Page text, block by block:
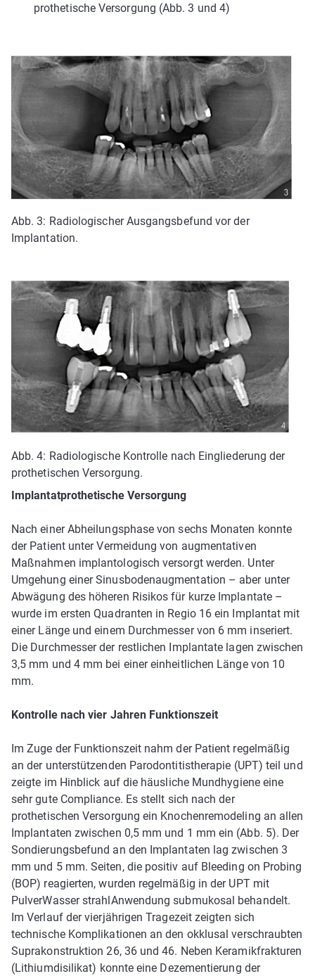
prothetische Versorgung (Abb. 3 und 4)
Abb. 3: Radiologischer Ausgangsbefund vor der
Implantation.
Abb. 4: Radiologische Kontrolle nach Eingliederung der
prothetischen Versorgung.
Implantatprothetische Versorgung
Nach einer Abheilungsphase von sechs Monaten konnte
der Patient unter Vermeidung von augmentativen
Maßnahmen implantologisch versorgt werden. Unter
Umgehung einer Sinusbodenaugmentation – aber unter
Abwägung des höheren Risikos für kurze Implantate –
wurde im ersten Quadranten in Regio 16 ein Implantat mit
einer Länge und einem Durchmesser von 6 mm inseriert.
Die Durchmesser der restlichen Implantate lagen zwischen
3,5 mm und 4 mm bei einer einheitlichen Länge von 10
mm.
Kontrolle nach vier Jahren Funktionszeit
Im Zuge der Funktionszeit nahm der Patient regelmäßig
an der unterstützenden Parodontitistherapie (UPT) teil und
zeigte im Hinblick auf die häusliche Mundhygiene eine
sehr gute Compliance. Es stellt sich nach der
prothetischen Versorgung ein Knochenremodeling an allen
Implantaten zwischen 0,5 mm und 1 mm ein (Abb. 5). Der
Sondierungsbefund an den Implantaten lag zwischen 3
mm und 5 mm. Seiten, die positiv auf Bleeding on Probing
(BOP) reagierten, wurden regelmäßig in der UPT mit
Pulver­Wasser­ strahl­Anwendung submukosal behandelt.
Im Verlauf der vierjährigen Tragezeit zeigten sich
technische Komplikationen an den okklusal verschraubten
Suprakonstruktion 26, 36 und 46. Neben Keramikfrakturen
(Lithiumdisilikat) konnte eine Dezementierung der